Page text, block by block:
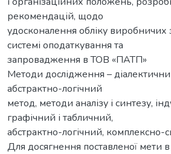
рекомендацій, щодо
удосконалення обліку виробничих
системі оподаткування та
запровадження в ТОВ «ПАТП»
Методи дослідження –
абстрактно-логічний
метод, методи аналізу і синтезу,
графічний і табличний,
абстрактно-логічний, комплексно-
Для досягнення поставленої мети